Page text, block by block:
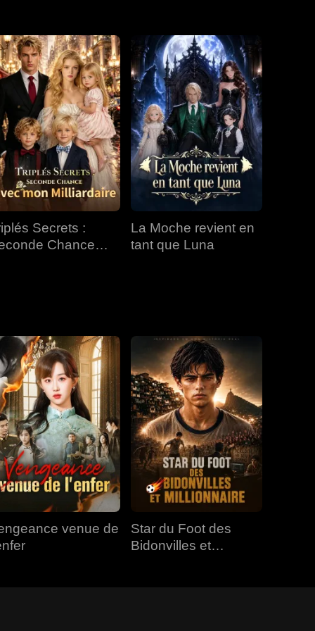
EP 34 EP 35 EP 36
EP 37 EP 38 EP 39
EP 40
Secrets :
Chance
La Moche revient en
tant que Luna
venue de
Star du Foot des
Bidonvilles et